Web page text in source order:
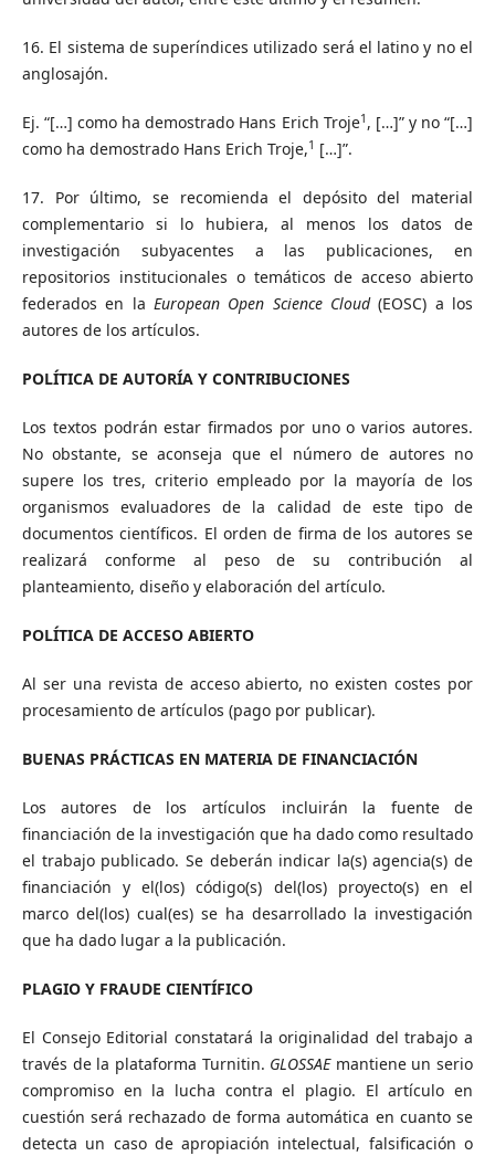
16. El sistema de superíndices utilizado será el latino y no el
anglosajón.
Ej. “[…] como ha demostrado Hans Erich Troje1 , […]” y no “[…]
como ha demostrado Hans Erich Troje,1 […]”.
17. Por último, se recomienda el depósito del material
complementario si lo hubiera, al menos los datos de
investigación subyacentes a las publicaciones, en
repositorios institucionales o temáticos de acceso abierto
federados en la European Open Science Cloud(EOSC) a los
autores de los artículos.
POLÍTICA DE AUTORÍA Y CONTRIBUCIONES
Los textos podrán estar firmados por uno o varios autores.
No obstante, se aconseja que el número de autores no
supere los tres, criterio empleado por la mayoría de los
organismos evaluadores de la calidad de este tipo de
documentos científicos. El orden de firma de los autores se
realizará conforme al peso de su contribución al
planteamiento, diseño y elaboración del artículo.
POLÍTICA DE ACCESO ABIERTO
Al ser una revista de acceso abierto, no existen costes por
procesamiento de artículos (pago por publicar).
BUENAS PRÁCTICAS EN MATERIA DE FINANCIACIÓN
Los autores de los artículos incluirán la fuente de
financiación de la investigación que ha dado como resultado
el trabajo publicado. Se deberán indicar la(s) agencia(s) de
financiación y el(los) código(s) del(los) proyecto(s) en el
marco del(los) cual(es) se ha desarrollado la investigación
que ha dado lugar a la publicación.
PLAGIO Y FRAUDE CIENTÍFICO
El Consejo Editorial constatará la originalidad del trabajo a
través de la plataforma Turnitin. GLOSSAEmantiene un serio
compromiso en la lucha contra el plagio. El artículo en
cuestión será rechazado de forma automática en cuanto se
detecta un caso de apropiación intelectual, falsificación o